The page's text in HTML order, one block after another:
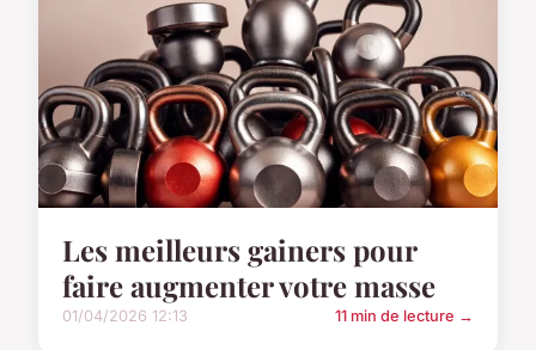
Les meilleurs gainers pour
faire augmenter votre masse
01/04/2026 12:13 11 min de lecture →